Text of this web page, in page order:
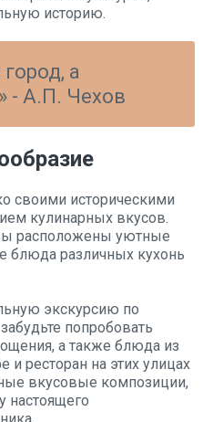
историю.
а
- А.П. Чехов
своими историческими
кулинарных вкусов.
расположены уютные
блюда различных кухонь
экскурсию по
попробовать
а также блюда из
и ресторан на этих улицах
вкусовые композиции,
настоящего